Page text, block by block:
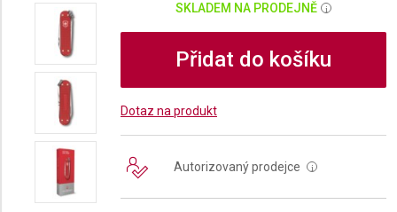
SKLADEM NA PRODEJNĚ i
Přidat do košíku
Dotaz na produkt
Autorizovaný prodejce i